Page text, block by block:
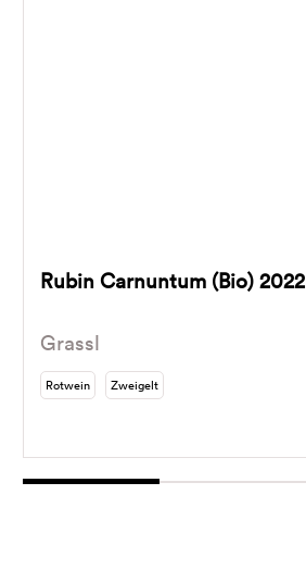
Rubin Carnuntum (Bio) 2022
Grassl
Rotwein Zweigelt